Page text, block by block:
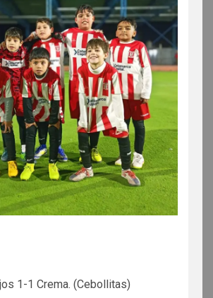
1-1 Crema. (Cebollitas)